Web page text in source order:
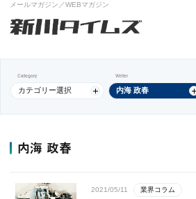
メールマガジン／WEBマガジン
Category
カテゴリー選択
Writer
内海 政春
内海 政春
2021/05/11 業界コラム